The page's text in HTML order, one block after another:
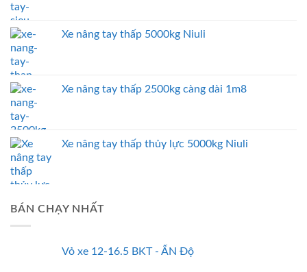
Xe nâng tay thấp 5000kg Niuli
Xe nâng tay thấp 2500kg càng dài 1m8
Xe nâng tay thấp thủy lực 5000kg Niuli
BÁN CHẠY NHẤT
Vỏ xe 12-16.5 BKT - ẤN Độ